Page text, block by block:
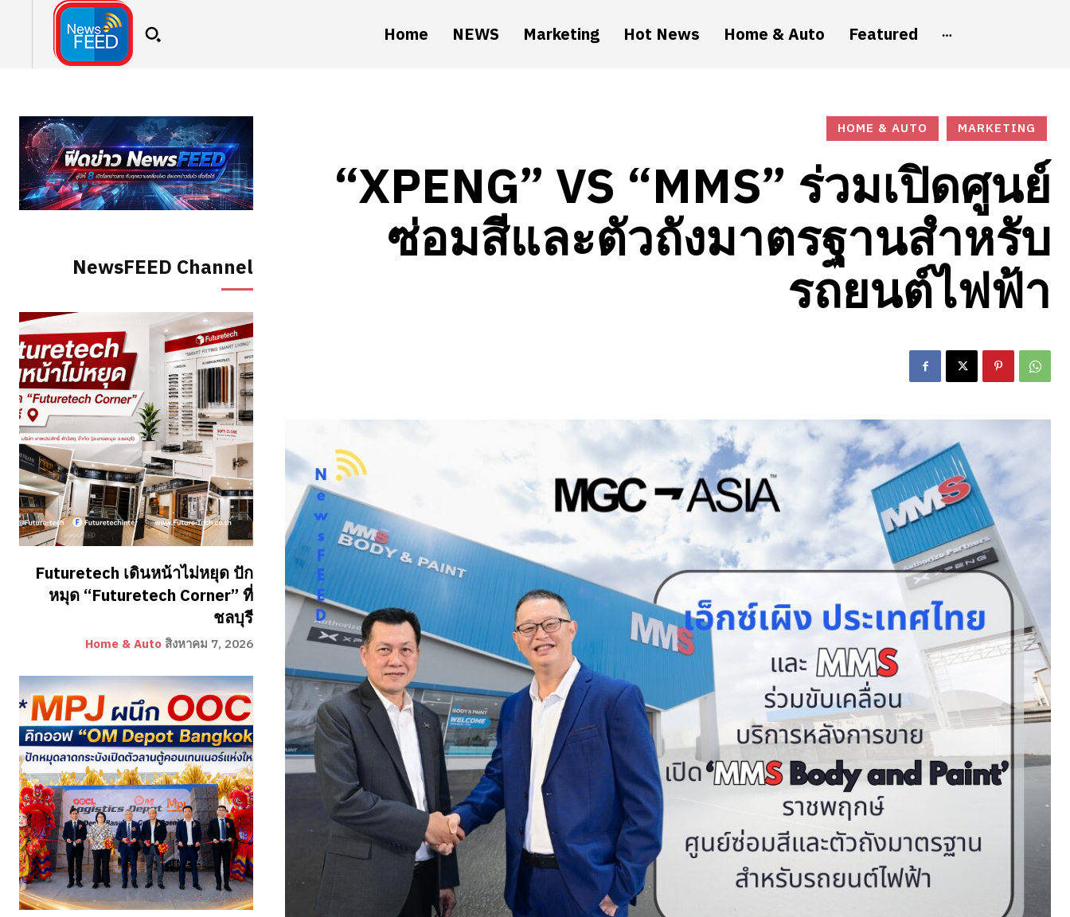
Home NEWS Marketing Hot News Home & Auto Featured
NewsFEED Channel
Futuretech เดินหน้าไม่หยุด ปัก
หมุด “Futuretech Corner” ที่
ชลบุรี
Home & Auto สิงหาคม 7, 2026
HOME & AUTO MARKETING
“XPENG” VS “MMS” ร่วมเปิดศูนย์
ซ่อมสีและตัวถังมาตรฐานสำหรับ
รถยนต์ไฟฟ้า